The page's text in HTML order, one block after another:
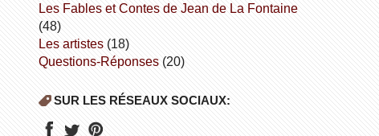
Les Fables et Contes de Jean de La Fontaine
(48)
Les artistes (18)
Questions-Réponses (20)
SUR LES RÉSEAUX SOCIAUX: